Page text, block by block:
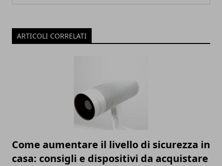
ARTICOLI CORRELATI
Come aumentare il livello di sicurezza in
casa: consigli e dispositivi da acquistare